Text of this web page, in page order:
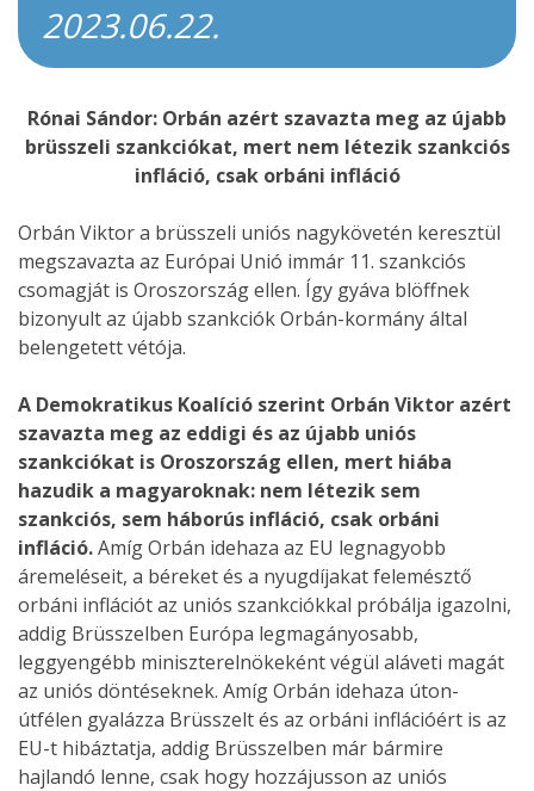
2023.06.22.
Rónai Sándor: Orbán azért szavazta meg az újabb
brüsszeli szankciókat, mert nem létezik szankciós
infláció, csak orbáni infláció
Orbán Viktor a brüsszeli uniós nagykövetén keresztül
megszavazta az Európai Unió immár 11. szankciós
csomagját is Oroszország ellen. Így gyáva blöffnek
bizonyult az újabb szankciók Orbán-kormány által
belengetett vétója.
A Demokratikus Koalíció szerint Orbán Viktor azért
szavazta meg az eddigi és az újabb uniós
szankciókat is Oroszország ellen, mert hiába
hazudik a magyaroknak: nem létezik sem
szankciós, sem háborús infláció, csak orbáni
infláció.Amíg Orbán idehaza az EU legnagyobb
áremeléseit, a béreket és a nyugdíjakat felemésztő
orbáni inflációt az uniós szankciókkal próbálja igazolni,
addig Brüsszelben Európa legmagányosabb,
leggyengébb miniszterelnökeként végül aláveti magát
az uniós döntéseknek. Amíg Orbán idehaza úton-
útfélen gyalázza Brüsszelt és az orbáni inflációért is az
EU-t hibáztatja, addig Brüsszelben már bármire
hajlandó lenne, csak hogy hozzájusson az uniós